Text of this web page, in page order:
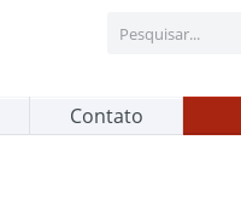
Contato